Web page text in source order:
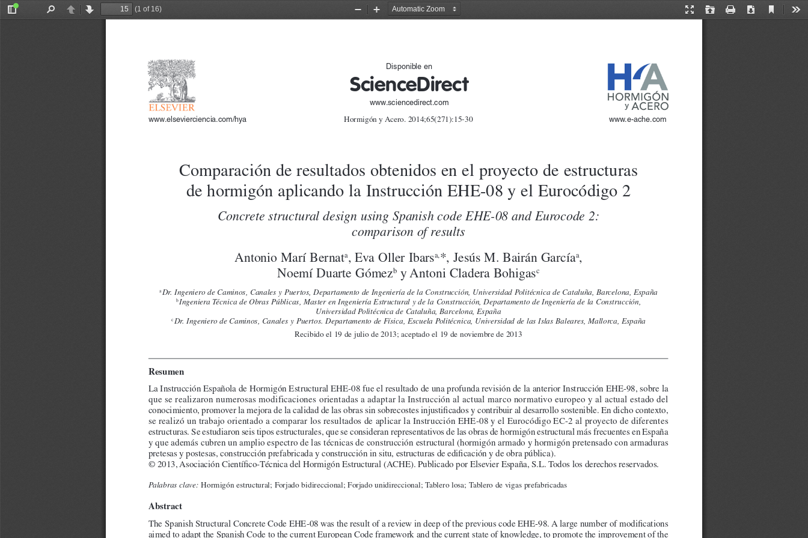
Toggle
PreviousNext
(1 of 16)
Presentation
Open Print Download
Current
Zoom
Zoom
Hormigón y Acero. 2014;65(271):15-30
Disponible en
www.sciencedirect.com
ScienceDirect
www.e-ache.com
www.elsevierciencia.com/hya
Resumen
La Instrucción Española de Hormigón Estructural EHE-08 fue el resultado de una profunda revisión de la anterior Instrucción EHE-98, sobre la
que se realizaron numerosas modificaciones orientadas a adaptar la Instrucción al actual marco normativo europeo y al actual estado del
conocimiento, promover la mejora de la calidad de las obras sin sobrecostes injustifi cados y contribuir al desarrollo sostenible. En dicho contexto,
se realizó un trabajo orientado a comparar los resultados de aplicar la Instrucción EHE-08 y el Eurocódigo EC-2 al proyecto de diferentes
estructuras. Se estudiaron seis tipos estructurales, que se consideran representativos de las obras de hormigón estructural más frecuentes en España
y que además cubren un amplio espectro de las técnicas de construcción estructural (hormigón armado y hormigón pretensado con armaduras
pretesas y postesas, construcción prefabricada y construcción in situ, estructuras de edifi cación y de obra pública).
© 2013, Asociación Científi co-Técnica del Hormigón Estructural (ACHE). Publicado por Elsevier España, S.L. Todos los derechos reservados.
Palabras clave: Hormigón estructural; Forjado bidireccional; Forjado unidireccional; Tablero losa; Tablero de vigas prefabricadas
Abstract
The Spanish Structural Concrete Code EHE-08 was the result of a review in deep of the previous code EHE-98. A large number of modifi cations
aimed to adapt the Spanish Code to the current European Code framework and the current state of knowledge, to promote the improvement of the
Comparación de resultados obtenidos en el proyecto de estructuras
de hormigón aplicando la Instrucción EHE-08 y el Eurocódigo 2
Concrete structural design using Spanish code EHE-08 and Eurocode 2:
comparison of results
Antonio Marí Bernata, Eva Oller Ibarsa,*, Jesús M. Bairán Garcíaa,
Noemí Duarte Gómezb y Antoni Cladera Bohigasc
a Dr. Ingeniero de Caminos, Canales y Puertos, Departamento de Ingeniería de la Construcción, Universidad Politécnica de Cataluña, Barcelona, España
b Ingeniera Técnica de Obras Públicas, Master en Ingeniería Estructural y de la Construcción, Departamento de Ingeniería de la Construcción,
Universidad Politécnica de Cataluña, Barcelona, España
c Dr. Ingeniero de Caminos, Canales y Puertos. Departamento de Física, Escuela Politécnica, Universidad de las Islas Baleares, Mallorca, España
Recibido el 19 de julio de 2013; aceptado el 19 de noviembre de 2013